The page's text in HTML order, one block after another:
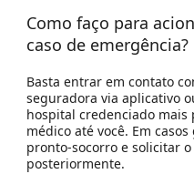
Como faço para
caso de emergência?
Basta entrar em contato
seguradora via aplicativo
hospital credenciadomais
médico até você. Em
pronto-socorro e solicitar
posteriormente.